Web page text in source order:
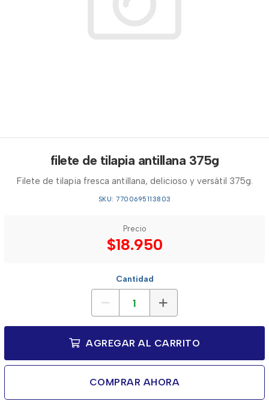
filete de tilapia antillana 375g
Filete de tilapia fresca antillana, delicioso y versátil 375g.
SKU: 7700695113803
Precio
$18.950
Cantidad
AGREGAR AL CARRITO
COMPRAR AHORA